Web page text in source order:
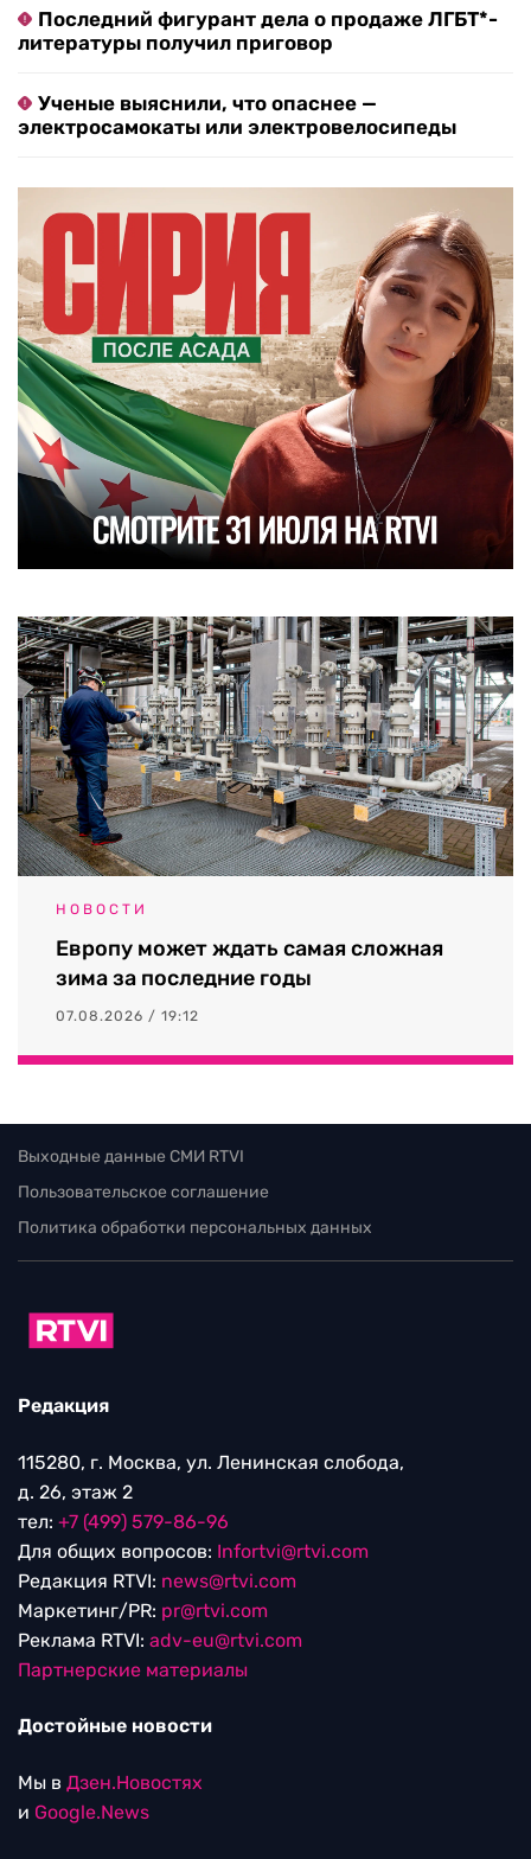
Последний фигурант дела о продаже ЛГБТ*-
литературы получил приговор
Ученые выяснили, что опаснее —
электросамокаты или электровелосипеды
НОВОСТИ
Европу может ждать самая сложная
зима за последние годы
07.08.2026 / 19:12
Выходные данные СМИ RTVI
Пользовательское соглашение
Политика обработки персональных данных
Редакция
115280, г. Москва, ул. Ленинская слобода,
д. 26, этаж 2
тел: +7 (499) 579-86-96
Для общих вопросов: Infortvi@rtvi.com
Редакция RTVI: news@rtvi.com
Маркетинг/PR: pr@rtvi.com
Реклама RTVI: adv-eu@rtvi.com
Партнерские материалы
Достойные новости
Мы в Дзен.Новостях
и Google.News